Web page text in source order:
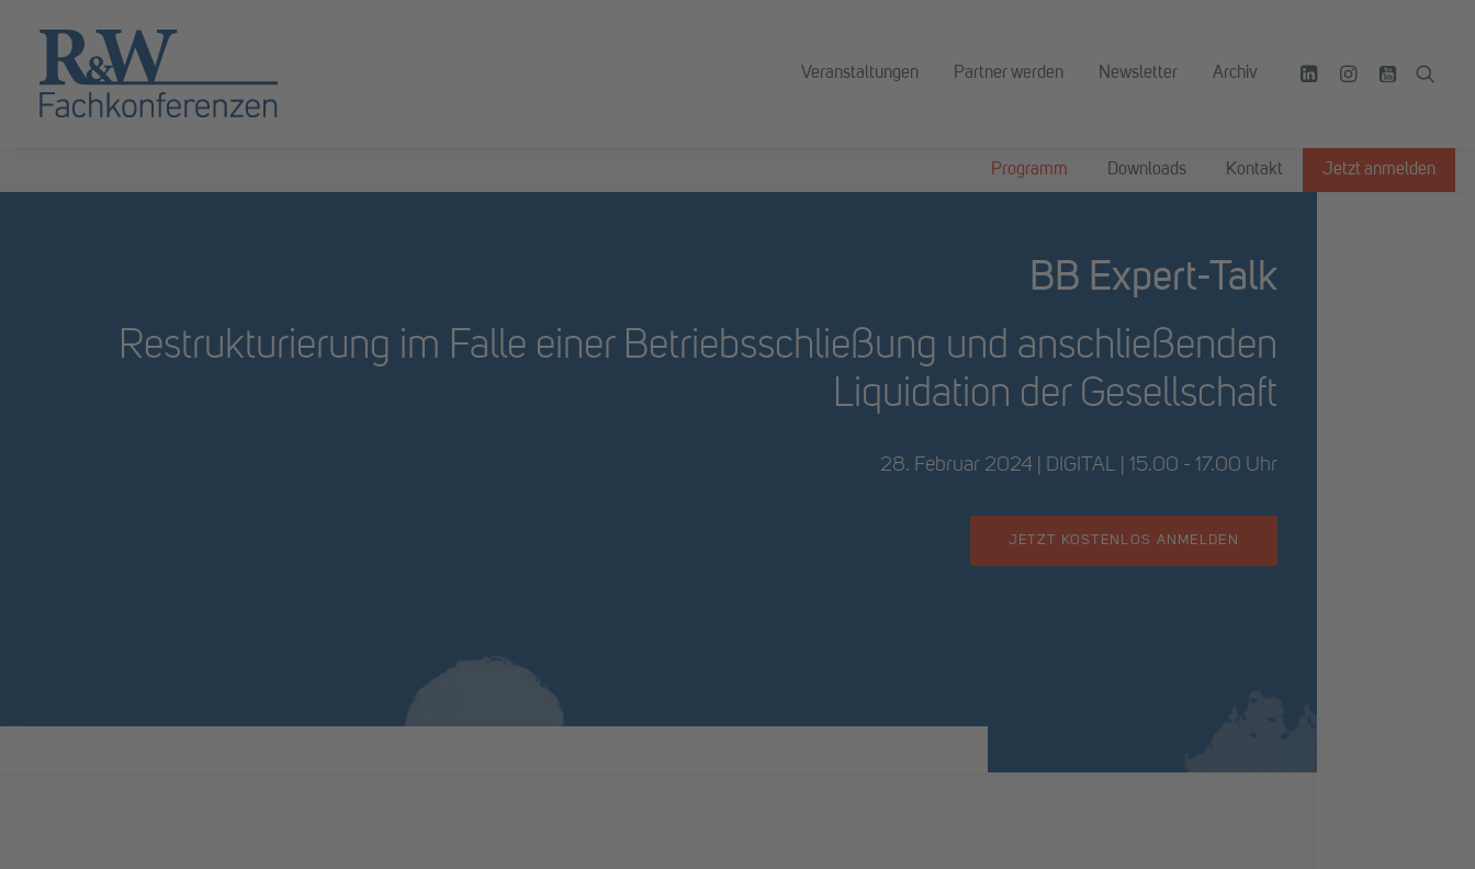
Programm Downloads Kontakt Jetzt anmelden
Veranstaltungen Partner werden Newsletter Archiv
BB Expert-Talk
Restrukturierung im Falle einer Betriebsschließung und anschließenden
Liquidation der Gesellschaft
28. Februar 2024 | DIGITAL | 15.00 - 17.00 Uhr
JETZT KOSTENLOS ANMELDEN